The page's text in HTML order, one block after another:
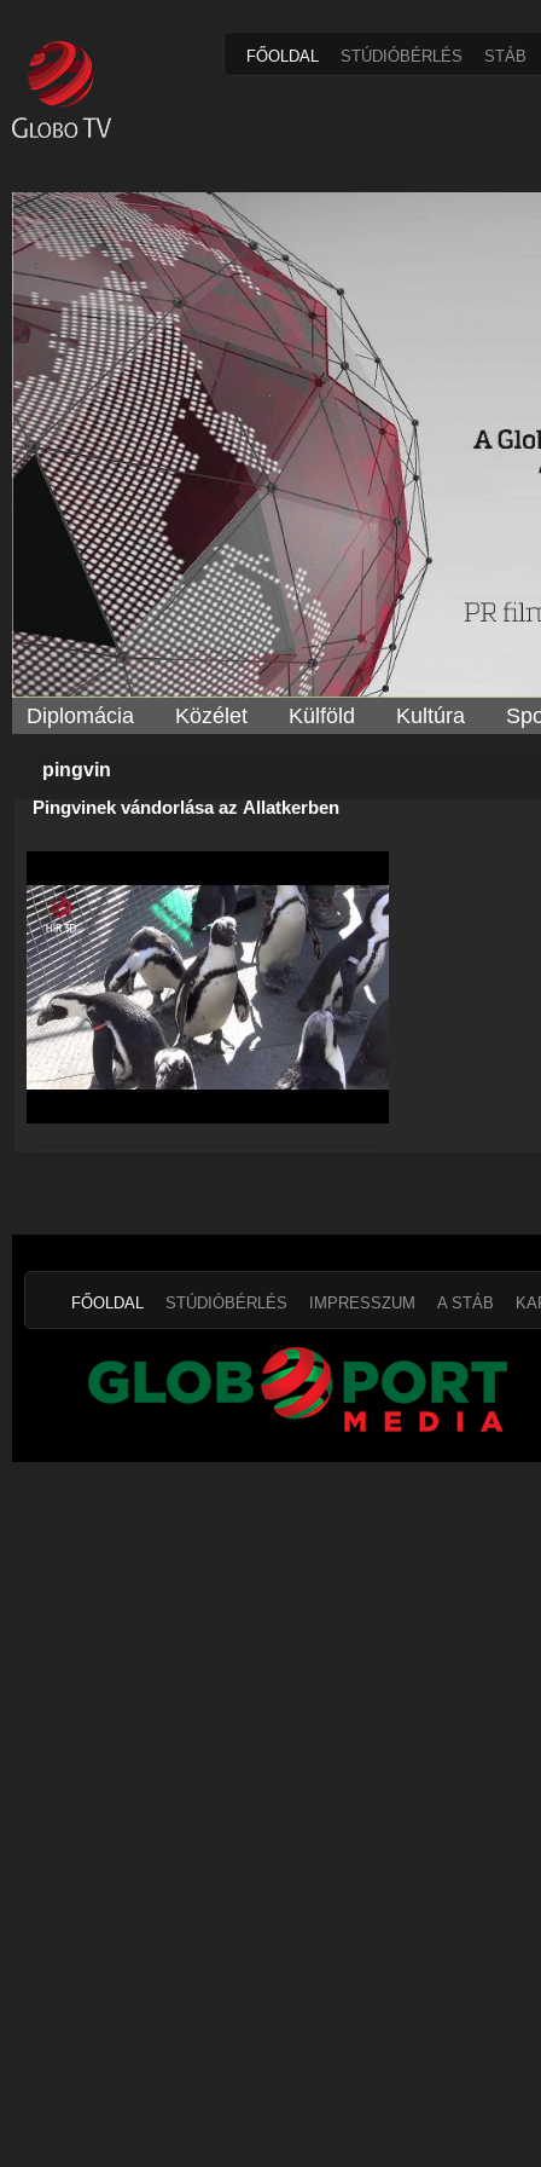
FŐOLDAL STÚDIÓBÉRLÉS STÁB
Diplomácia Közélet Külföld Kultúra
pingvin
Pingvinek vándorlása az Állatkerben
FŐOLDAL STÚDIÓBÉRLÉS IMPRESSZUM A STÁB